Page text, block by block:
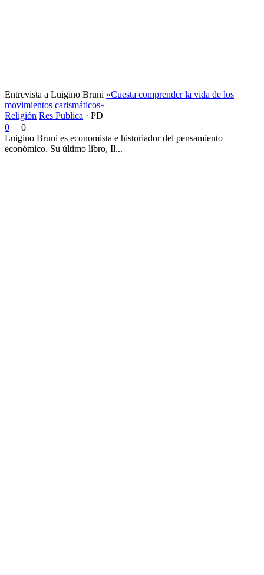
Entrevista a Luigino Bruni «Cuesta comprender la vida de los
movimientos carismáticos»
Religión Res Publica · PD
0
0
Luigino Bruni es economista e historiador del pensamiento
económico. Su último libro, Il...